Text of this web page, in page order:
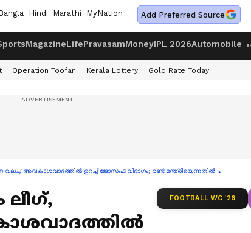
Hindi Marathi MyNation Add Preferred Source
MagazineLifePravasamMoneyIPL 2026Automobile
Operation Toofan Kerala Lottery Gold Rate Today
അവകാശവാദത്തിൽ ഉറച്ച് ജോസഫ് വിഭാഗം; രണ്ട് മന്ത്രിയെന്നതിൽ പിന്നോട്ടില്ല
ലീഗ്,
FOOTBALL WC '26